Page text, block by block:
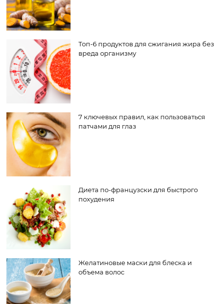
Топ-6 продуктов для сжигания жира без
вреда организму
7 ключевых правил, как пользоваться
патчами для глаз
Диета по-французски для быстрого
похудения
Желатиновые маски для блеска и
объема волос